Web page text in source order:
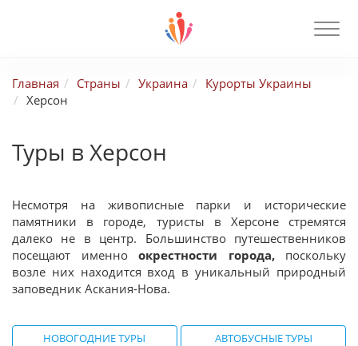
Главная Страны Украина
Курорты Украины
Херсон
Туры в Херсон
Несмотря на живописные парки и исторические
памятники в городе, туристы в Херсоне стремятся
далеко не в центр. Большинство путешественников
посещают именно окрестности города, поскольку
возле них находится вход в уникальный природный
заповедник Аскания-Нова.
НОВОГОДНИЕ ТУРЫ АВТОБУСНЫЕ ТУРЫ